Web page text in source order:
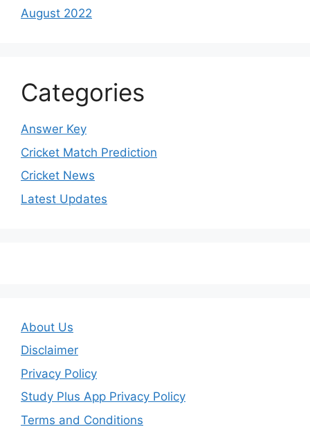
August 2022
Categories
Answer Key
Cricket Match Prediction
Cricket News
Latest Updates
About Us
Disclaimer
Privacy Policy
Study Plus App Privacy Policy
Terms and Conditions